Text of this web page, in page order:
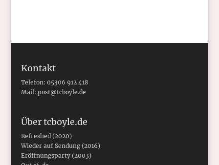
Kontakt
Telefon: 05306 912 418
Mail: post@tcboyle.de
Über tcboyle.de
Refreshed (2020)
Wieder auf Sendung (2016)
Eröffnungsparty (2003)